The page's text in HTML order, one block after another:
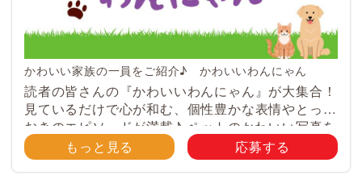
かわいい家族の一員をご紹介♪ かわいいわんにゃん
読者の皆さんの『かわいいわんにゃん』が大集合！
見ているだけで心が和む、個性豊かな表情やとって
おきのエピソードが満載♪ ペットのかわいい写真を
大募集！ みなさんのご自慢のペット写真や動画を
大募集！ 携帯電話・スマホ等で撮影 […]
もっと見る 応募する